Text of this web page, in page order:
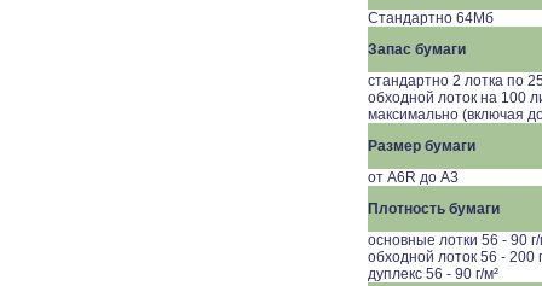
Стандартно 64Мб
Запас бумаги
стандартно 2 лотка по
обходной лоток на 100
максимально (включая
Размер бумаги
от A6R до A3
Плотность бумаги
основные лотки 56 - 90 г/
обходной лоток 56 - 200
дуплекс 56 - 90 г/м²